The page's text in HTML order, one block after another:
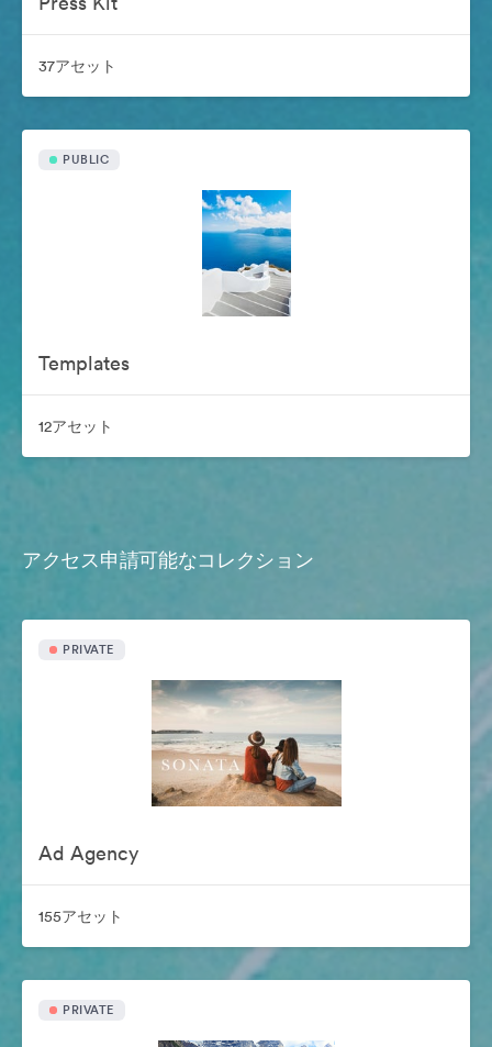
37アセット
PUBLIC
Templates
12アセット
アクセス申請可能なコレクション
PRIVATE
Ad Agency
155アセット
PRIVATE